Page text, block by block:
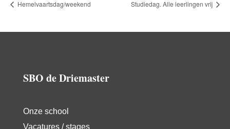
Hemelvaartsdag/weekend Studiedag. Alle leerlingen vrij
SBO de Driemaster
Onze school
Vacatures / stages